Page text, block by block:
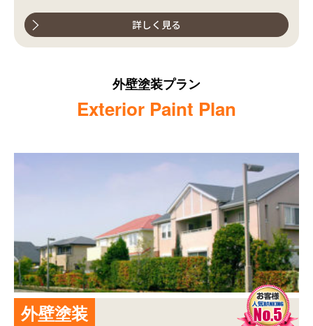
詳しく見る
外壁塗装プラン
Exterior Paint Plan
外壁塗装